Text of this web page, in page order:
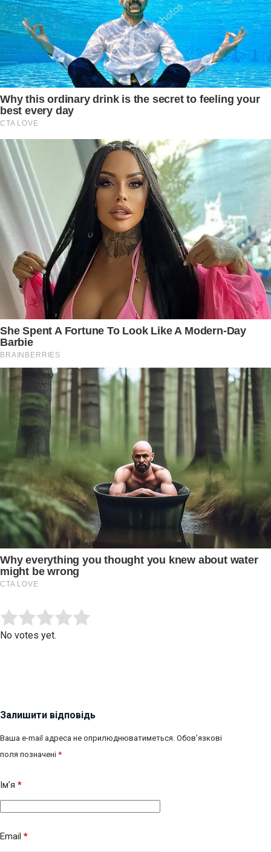
Rate this item:
No votes yet.
Залишити відповідь
Ваша e-mail адреса не оприлюднюватиметься. Обов’язкові
поля позначені *
Ім’я *
Email *